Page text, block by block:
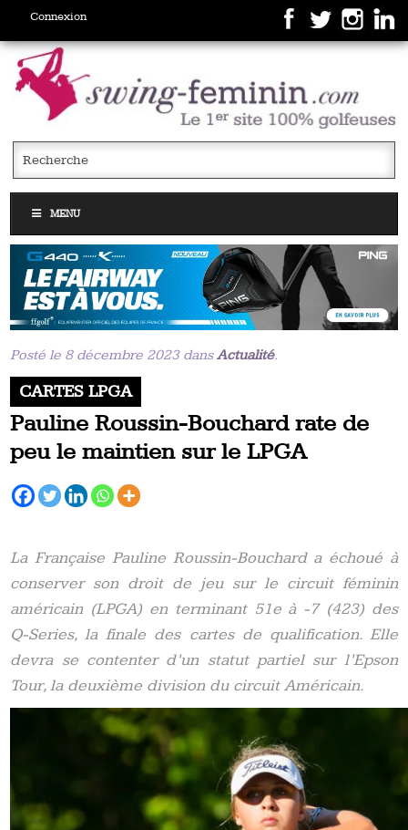
Connexion
MENU
Posté le 8 décembre 2023 dansActualité.
CARTES LPGA
Pauline Roussin-Bouchard rate de
peu le maintien sur le LPGA
La Française Pauline Roussin-Bouchard a échoué à
conserver son droit de jeu sur le circuit féminin
américain (LPGA) en terminant 51e à -7 (423) des
Q-Series, la finale des cartes de qualification. Elle
devra se contenter d’un statut partiel sur l’Epson
Tour, la deuxième division du circuit Américain.